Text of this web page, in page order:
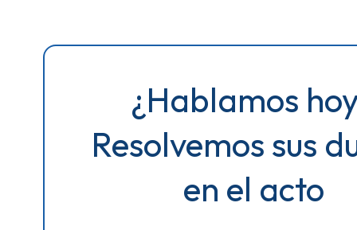
¿Hablamos
Resolvemos sus
en el acto